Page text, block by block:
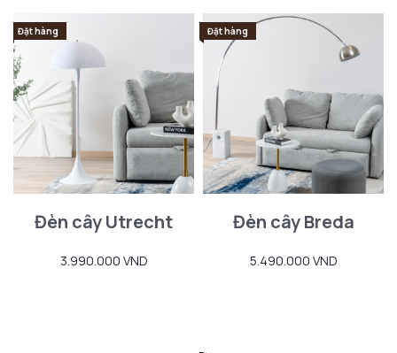
Đặt hàng
Đèn cây Utrecht
3.990.000 VND
Đặt hàng
Đèn cây Breda
5.490.000 VND